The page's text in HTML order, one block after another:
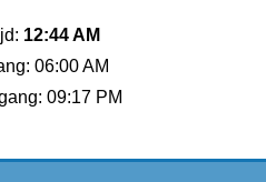
12:44 AM
06:00 AM
09:17 PM